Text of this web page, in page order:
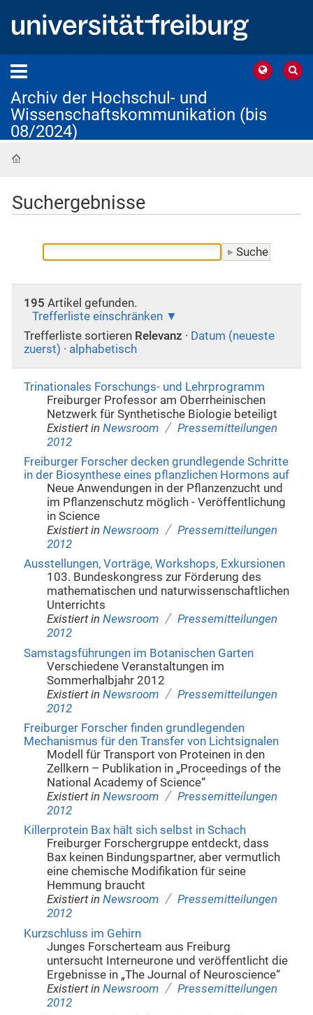
Archiv der Hochschul- und
Wissenschaftskommunikation (bis
08/2024)
Suchergebnisse
195 Artikel gefunden.
Trefferliste einschränken
Trefferliste sortieren Relevanz · Datum (neueste
zuerst) · alphabetisch
Trinationales Forschungs- und Lehrprogramm
Freiburger Professor am Oberrheinischen
Netzwerk für Synthetische Biologie beteiligt
Existiert in Newsroom / Pressemitteilungen
2012
Freiburger Forscher decken grundlegende Schritte
in der Biosynthese eines pflanzlichen Hormons auf
Neue Anwendungen in der Pflanzenzucht und
im Pflanzenschutz möglich - Veröffentlichung
in Science
Existiert in Newsroom / Pressemitteilungen
2012
Ausstellungen, Vorträge, Workshops, Exkursionen
103. Bundeskongress zur Förderung des
mathematischen und naturwissenschaftlichen
Unterrichts
Existiert in Newsroom / Pressemitteilungen
2012
Samstagsführungen im Botanischen Garten
Verschiedene Veranstaltungen im
Sommerhalbjahr 2012
Existiert in Newsroom / Pressemitteilungen
2012
Freiburger Forscher finden grundlegenden
Mechanismus für den Transfer von Lichtsignalen
Modell für Transport von Proteinen in den
Zellkern – Publikation in „Proceedings of the
National Academy of Science“
Existiert in Newsroom / Pressemitteilungen
2012
Killerprotein Bax hält sich selbst in Schach
Freiburger Forschergruppe entdeckt, dass
Bax keinen Bindungspartner, aber vermutlich
eine chemische Modifikation für seine
Hemmung braucht
Existiert in Newsroom / Pressemitteilungen
2012
Kurzschluss im Gehirn
Junges Forscherteam aus Freiburg
untersucht Interneurone und veröffentlicht die
Ergebnisse in „The Journal of Neuroscience“
Existiert in Newsroom / Pressemitteilungen
2012